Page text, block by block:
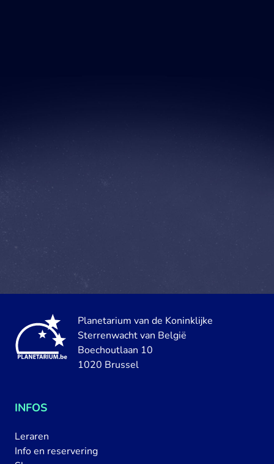
Planetarium van de Koninklijke
Sterrenwacht van België
Boechoutlaan 10
1020 Brussel
INFOS
Leraren
Info en reservering